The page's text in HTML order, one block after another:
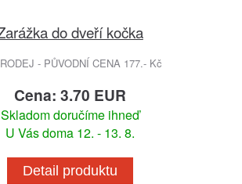
do dveří kočka
- PŮVODNÍ CENA 177.- Kč
Cena: 3.70 EUR
Skladom doručíme ihneď
U Vás doma 12. - 13. 8.
Detail produktu